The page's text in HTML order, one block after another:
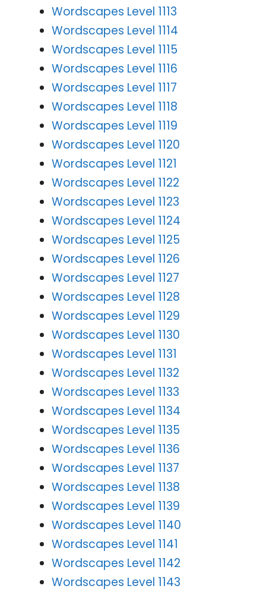
Wordscapes Level 1113
Wordscapes Level 1114
Wordscapes Level 1115
Wordscapes Level 1116
Wordscapes Level 1117
Wordscapes Level 1118
Wordscapes Level 1119
Wordscapes Level 1120
Wordscapes Level 1121
Wordscapes Level 1122
Wordscapes Level 1123
Wordscapes Level 1124
Wordscapes Level 1125
Wordscapes Level 1126
Wordscapes Level 1127
Wordscapes Level 1128
Wordscapes Level 1129
Wordscapes Level 1130
Wordscapes Level 1131
Wordscapes Level 1132
Wordscapes Level 1133
Wordscapes Level 1134
Wordscapes Level 1135
Wordscapes Level 1136
Wordscapes Level 1137
Wordscapes Level 1138
Wordscapes Level 1139
Wordscapes Level 1140
Wordscapes Level 1141
Wordscapes Level 1142
Wordscapes Level 1143